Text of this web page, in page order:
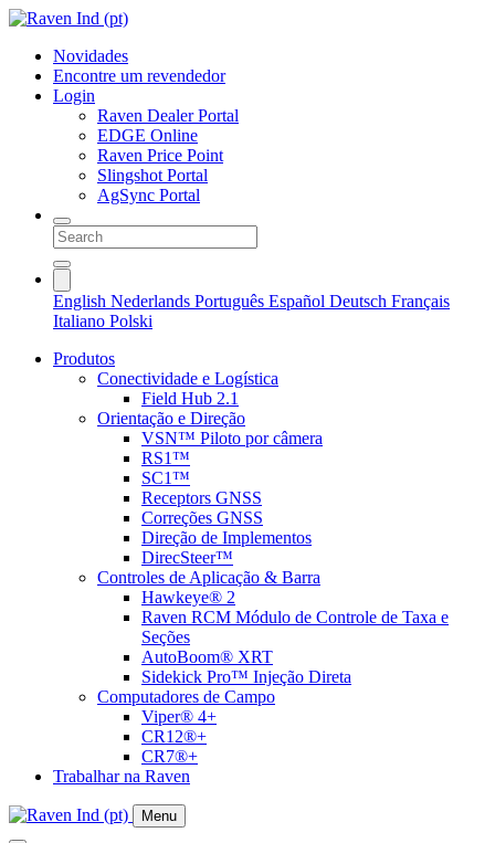
Novidades
Encontre um revendedor
Login
Raven Dealer Portal
EDGE Online
Raven Price Point
Slingshot Portal
AgSync Portal
English Nederlands Português Español Deutsch Français
Italiano Polski
Produtos
Conectividade e Logística
Field Hub 2.1
Orientação e Direção
VSN™ Piloto por câmera
RS1™
SC1™
Receptors GNSS
Correções GNSS
Direção de Implementos
DirecSteer™
Controles de Aplicação & Barra
Hawkeye® 2
Raven RCM Módulo de Controle de Taxa e
Seções
AutoBoom® XRT
Sidekick Pro™ Injeção Direta
Computadores de Campo
Viper® 4+
CR12®+
CR7®+
Trabalhar na Raven
Menu